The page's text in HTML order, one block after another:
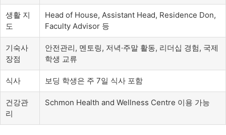
생활 지
도
Head of House, Assistant Head, Residence Don,
Faculty Advisor 등
기숙사
장점
안전관리, 멘토링, 저녁·주말 활동, 리더십 경험, 국제
학생 교류
식사 보딩 학생은 주 7일 식사 포함
건강관
리
Schmon Health and Wellness Centre 이용 가능